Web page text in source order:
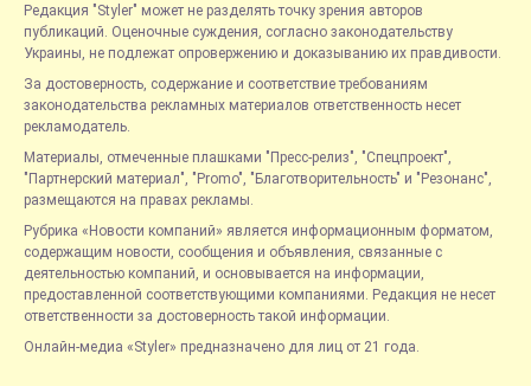
Редакция "Styler" может не разделять точку зрения авторов
публикаций. Оценочные суждения, согласно законодательству
Украины, не подлежат опровержению и доказыванию их правдивости.
За достоверность, содержание и соответствие требованиям
законодательства рекламных материалов ответственность несет
рекламодатель.
Материалы, отмеченные плашками "Пресс-релиз", "Спецпроект",
"Партнерский материал", "Promo", "Благотворительность" и "Резонанс",
размещаются на правах рекламы.
Рубрика «Новости компаний» является информационным форматом,
содержащим новости, сообщения и объявления, связанные с
деятельностью компаний, и основывается на информации,
предоставленной соответствующими компаниями. Редакция не несет
ответственности за достоверность такой информации.
Онлайн-медиа «Styler» предназначено для лиц от 21 года.